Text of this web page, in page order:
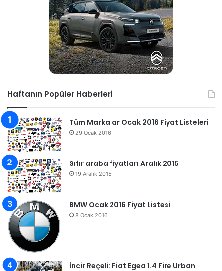
Haftanın Popüler Haberleri
Tüm Markalar Ocak 2016 Fiyat Listeleri
29 Ocak 2016
Sıfır araba fiyatları Aralık 2015
19 Aralık 2015
BMW Ocak 2016 Fiyat Listesi
8 Ocak 2016
İncir Reçeli: Fiat Egea 1.4 Fire Urban